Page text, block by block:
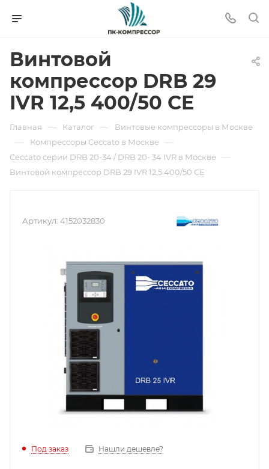
Винтовой
компрессор DRB 29
IVR 12,5 400/50 CE
Главная — Каталог — Винтовые компрессоры в Москве
— Компрессоры Ceccato в Москве —
Ceccato серии DRB 20-34 / DRB 20- 34 IVR в Москве —
Винтовой компрессор DRB 29 IVR 12,5 400/50 CE
Артикул: 4152032830
Под заказ Нашли дешевле?